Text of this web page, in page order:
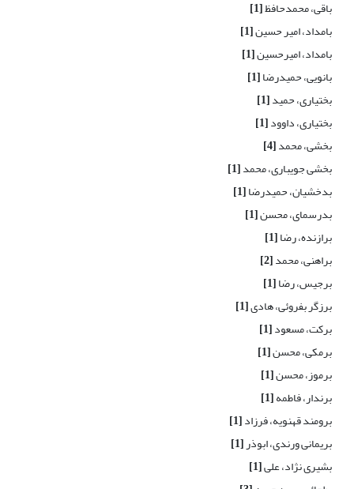
باقی، محمدحافظ[1]
بامداد، امیر حسین[1]
بامداد، امیرحسین[1]
بانویی، حمیدرضا[1]
بختیاری، حمید[1]
بختیاری، داوود[1]
بخشی، محمد[4]
بخشی جویباری، محمد[1]
بدخشیان، حمیدرضا[1]
بدرسمای، محسن[1]
برازنده، رضا[1]
براهنی، محمد[2]
برجیس، رضا[1]
برزگر بفروئی، هادی[1]
برکت، مسعود[1]
برمکی، محسن[1]
برموز، محسن[1]
برندار، فاطمه[1]
برومند قهنویه، فرزاد[1]
بریمانی ورندی، ابوذر[1]
بشیری نژاد، علی[1]